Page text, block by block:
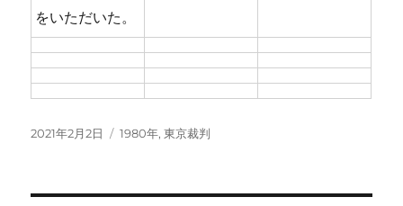
をいただいた。
投
2021年2月2日
カ
1980年,東京裁判